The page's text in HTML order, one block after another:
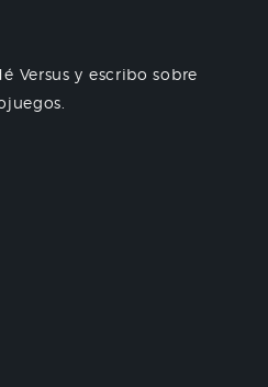
Versus y escribo sobre